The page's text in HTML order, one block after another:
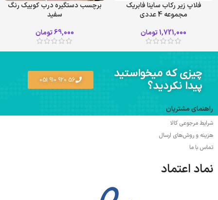
فلاپ زیر رکاب ساینا فابریک
مجموعه 4 عددی
1,721,000تومان
برچسب دستگیره درب کوییک رنگ
سفید
69,000تومان
چیزی که میخواستید
پیدا نکردید؟
56 920 910 051
راهنمای مشتریان
شرایط مرجوعی کالا
هزینه و روش‌های ارسال
تماس با ما
نماد اعتماد